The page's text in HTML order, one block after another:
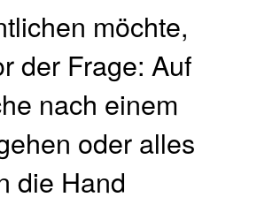
möchte,
der Frage: Auf
nach einem
oder alles
die Hand